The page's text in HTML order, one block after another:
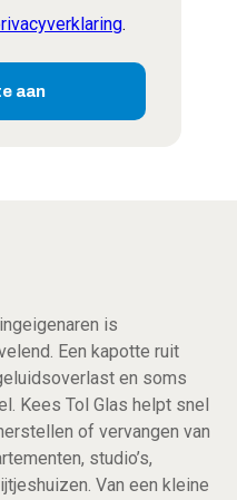
.
aan
is
Een kapotte ruit
en soms
Kees Tol Glas helpt snel
of vervangen van
studio’s,
Van een kleine